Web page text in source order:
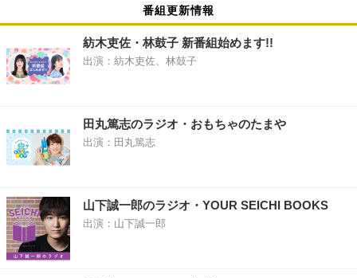
番組更新情報
紡木吏佐・林鼓子 新番組始めます!!
出演：紡木吏佐、林鼓子
田丸篤志のラジオ・おもちゃのたまや
出演：田丸篤志
山下誠一郎のラジオ・YOUR SEICHI BOOKS
出演：山下誠一郎